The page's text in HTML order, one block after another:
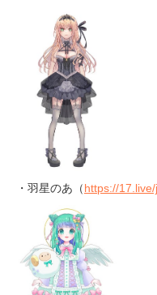
・羽星のあ（https://